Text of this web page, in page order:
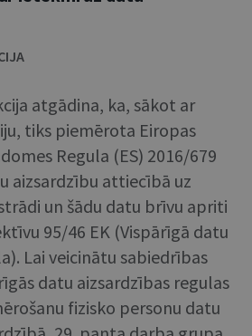
atgādina, ka, sākot ar
tiks piemērota Eiropas
Regula (ES) 2016/679
aizsardzību attiecībā uz
un šādu datu brīvu apriti
95/46 EK (Vispārīgā datu
Lai veicinātu sabiedrības
datu aizsardzības regulas
fizisko personu datu